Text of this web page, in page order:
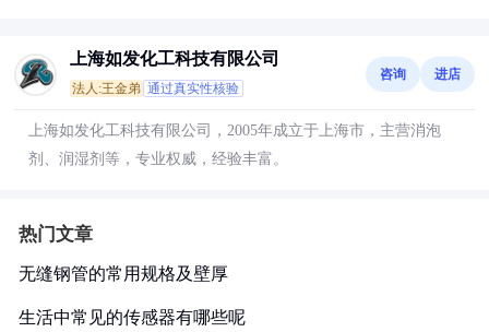
上海如发化工科技有限公司
法人:王金弟 通过真实性核验
咨询 进店
上海如发化工科技有限公司，2005年成立于上海市，主营消泡
剂、润湿剂等，专业权威，经验丰富。
热门文章
无缝钢管的常用规格及壁厚
生活中常见的传感器有哪些呢